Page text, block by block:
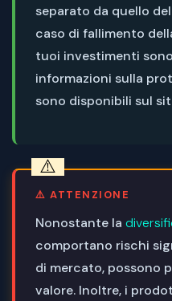
separato da quello
caso di fallimento
tuoi investimenti
informazioni sulla
sono disponibili sul
⚠️ ATTENZIONE
Nonostante la
comportano rischi
di mercato, possono
valore. Inoltre, i